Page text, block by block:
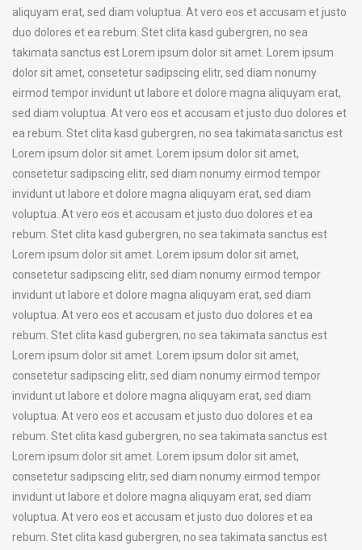
aliquyam erat, sed diam voluptua. At vero eos et accusam et justo
duo dolores et ea rebum. Stet clita kasd gubergren, no sea
takimata sanctus est Lorem ipsum dolor sit amet. Lorem ipsum
dolor sit amet, consetetur sadipscing elitr, sed diam nonumy
eirmod tempor invidunt ut labore et dolore magna aliquyam erat,
sed diam voluptua. At vero eos et accusam et justo duo dolores et
ea rebum. Stet clita kasd gubergren, no sea takimata sanctus est
Lorem ipsum dolor sit amet. Lorem ipsum dolor sit amet,
consetetur sadipscing elitr, sed diam nonumy eirmod tempor
invidunt ut labore et dolore magna aliquyam erat, sed diam
voluptua. At vero eos et accusam et justo duo dolores et ea
rebum. Stet clita kasd gubergren, no sea takimata sanctus est
Lorem ipsum dolor sit amet. Lorem ipsum dolor sit amet,
consetetur sadipscing elitr, sed diam nonumy eirmod tempor
invidunt ut labore et dolore magna aliquyam erat, sed diam
voluptua. At vero eos et accusam et justo duo dolores et ea
rebum. Stet clita kasd gubergren, no sea takimata sanctus est
Lorem ipsum dolor sit amet. Lorem ipsum dolor sit amet,
consetetur sadipscing elitr, sed diam nonumy eirmod tempor
invidunt ut labore et dolore magna aliquyam erat, sed diam
voluptua. At vero eos et accusam et justo duo dolores et ea
rebum. Stet clita kasd gubergren, no sea takimata sanctus est
Lorem ipsum dolor sit amet. Lorem ipsum dolor sit amet,
consetetur sadipscing elitr, sed diam nonumy eirmod tempor
invidunt ut labore et dolore magna aliquyam erat, sed diam
voluptua. At vero eos et accusam et justo duo dolores et ea
rebum. Stet clita kasd gubergren, no sea takimata sanctus est